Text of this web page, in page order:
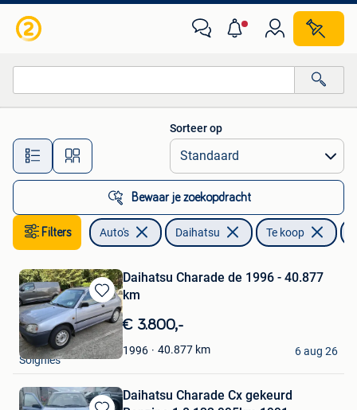
Alle afstanden…
Sorteer op
Bewaar je zoekopdracht
Filters Auto's Daihatsu Te koop
Bewaren
in
Mijn
Favorieten
Daihatsu Charade de 1996 - 40.877
km
€ 3.800,-
1996 40.877 km
Gouzhou
Soignies
6 aug 26
Daihatsu Charade Cx gekeurd